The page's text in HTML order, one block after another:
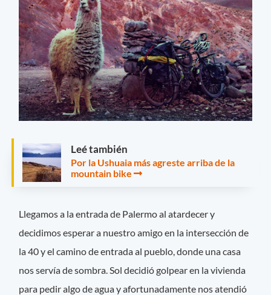
Leé también
Por la Ushuaia más agreste arriba de la
mountain bike
Llegamos a la entrada de Palermo al atardecer y
decidimos esperar a nuestro amigo en la intersección de
la 40 y el camino de entrada al pueblo, donde una casa
nos servía de sombra. Sol decidió golpear en la vivienda
para pedir algo de agua y afortunadamente nos atendió